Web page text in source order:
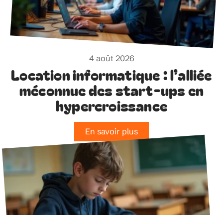
4 août 2026
Location informatique : l’alliée
méconnue des start-ups en
hypercroissance
En savoir plus